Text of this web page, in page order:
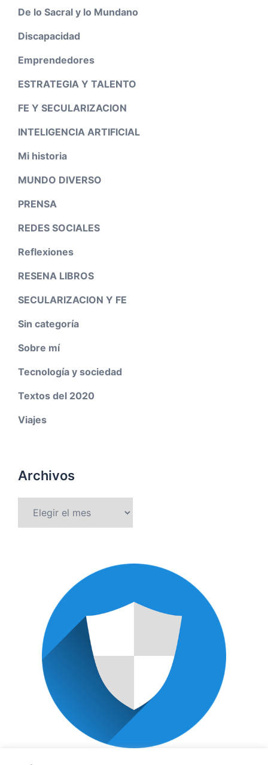
De lo Sacral y lo Mundano
Discapacidad
Emprendedores
ESTRATEGIA Y TALENTO
FE Y SECULARIZACION
INTELIGENCIA ARTIFICIAL
Mi historia
MUNDO DIVERSO
PRENSA
REDES SOCIALES
Reflexiones
RESENA LIBROS
SECULARIZACION Y FE
Sin categoría
Sobre mí
Tecnología y sociedad
Textos del 2020
Viajes
Archivos